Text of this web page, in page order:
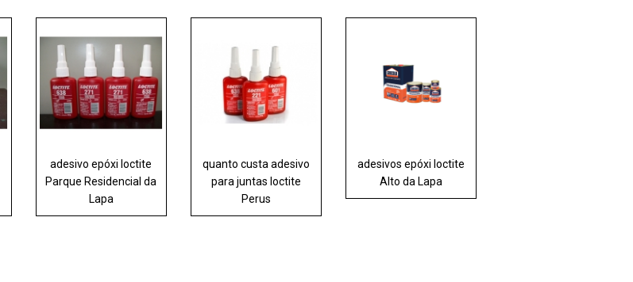
adesivo epóxi loctite
Parque Residencial da
Lapa
quanto custa adesivo
para juntas loctite
Perus
adesivos epóxi loctite
Alto da Lapa